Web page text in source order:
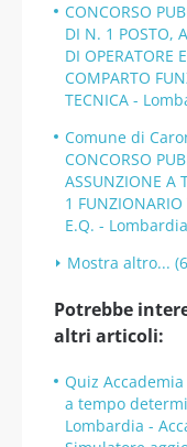
CONCORSO
DI N. 1 POSTO,
DI OPERATORE
COMPARTO
TECNICA -
Comune di
CONCORSO
ASSUNZIONE A
1 FUNZIONARIO
E.Q. -
Mostra altro...
Potrebbe
altri articoli:
Quiz
a tempo
Lombardia -